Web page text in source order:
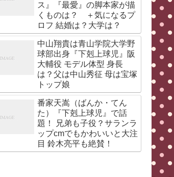
ス』『最愛』の脚本家が描
くものは？ ＋気になるプ
ロフ 結婚は？大学は？
中山翔貴は青山学院大学野
球部出身『下剋上球児』阪
大輔役 モデル体型 身長
は？父は中山秀征 母は宝塚
トップ娘
番家天嵩（ばんか・てん
た）『下剋上球児』で話
題！ 兄弟も子役？サランラ
ップcmでもかわいいと大注
目 鈴木亮平も絶賛！